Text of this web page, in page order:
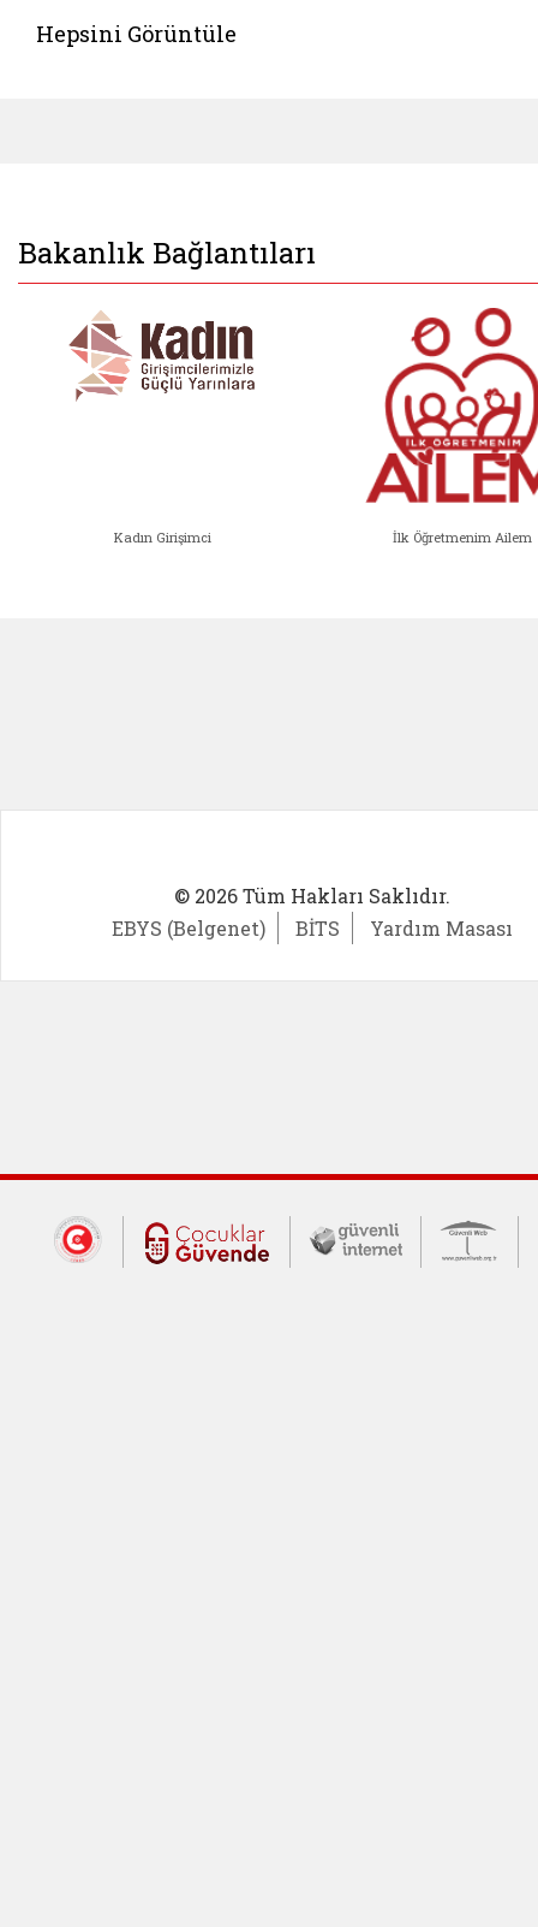
Hepsini Görüntüle
Bakanlık Bağlantıları
Kadın Girişimci İlk Öğretmenim Ailem
© 2026 Tüm Hakları Saklıdır.
EBYS (Belgenet)
BİTS Yardım Masası
Dış Bağlantılar
Cumhurbaşkanlığı İletişim Merkezi
Çocuklar Güvende (yeni
Güvenli